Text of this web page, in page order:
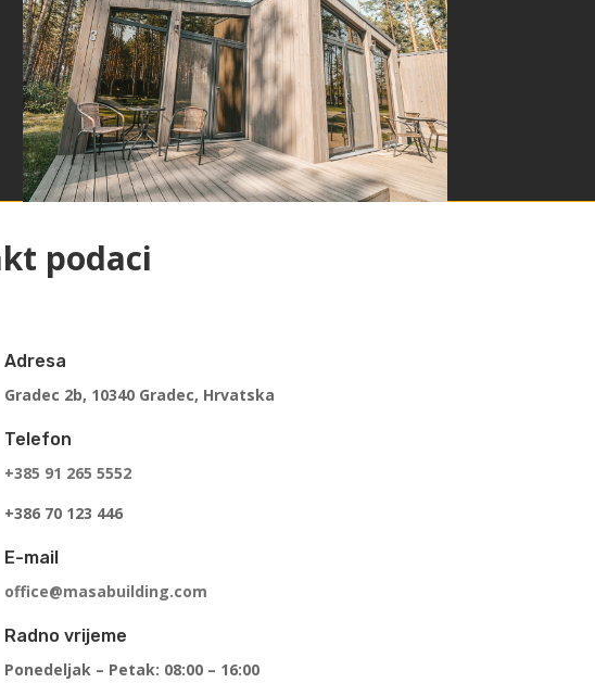
podaci
Adresa
Gradec 2b, 10340 Gradec, Hrvatska
Telefon
+385 91 265 5552
+386 70 123 446
E-mail
office@masabuilding.com
Radno vrijeme
Ponedeljak – Petak: 08:00 – 16:00